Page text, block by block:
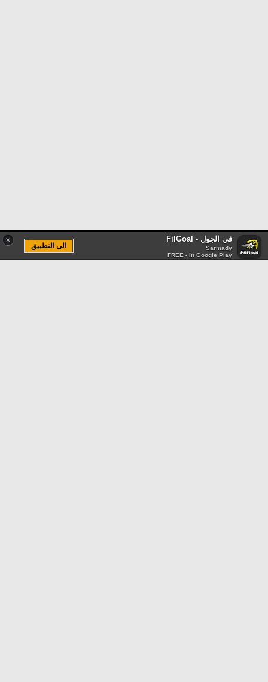
× في الجول - FilGoal
Sarmady
FREE - In Google Play
الى التطبيق